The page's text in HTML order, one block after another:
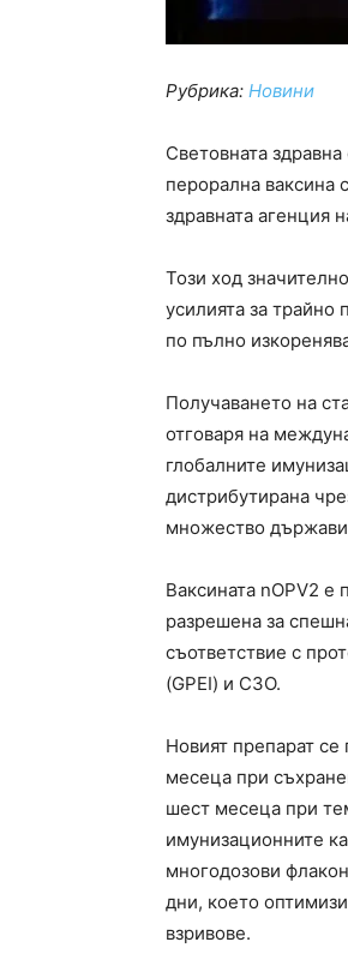
Рубрика: Новини
Световната
перорална ваксина
здравната агенция
Този ход
усилията за трайно
по пълно
Получаването на
отговаря на
глобалните
дистрибутирана
множество държави
Ваксината nOPV2 е
разрешена за
съответствие с
(GPEI) и СЗО.
Новият препарат
месеца при
шест месеца при
имунизационните
многодозови
дни, което
взривове.